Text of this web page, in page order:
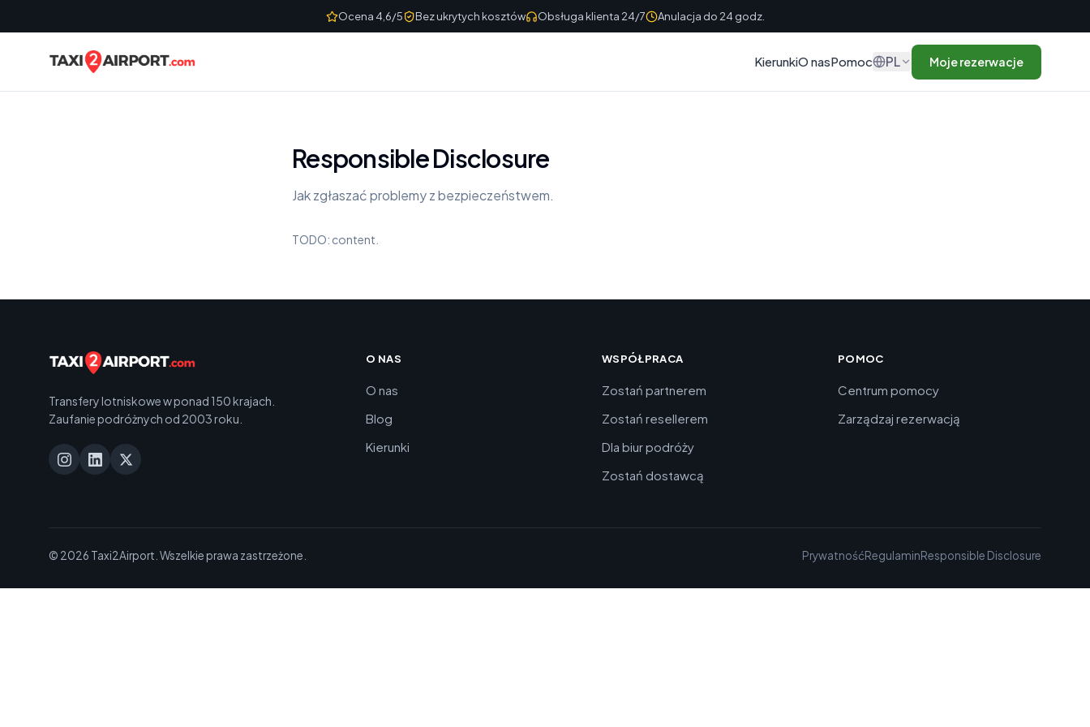
Ocena 4,6/5 Bez ukrytych kosztów Obsługa klienta 24/7 Anulacja do 24 godz.
KierunkiO nasPomoc PL Moje rezerwacje
Responsible Disclosure
Jak zgłaszać problemy z bezpieczeństwem.
TODO: content.
Transfery lotniskowe w ponad 150 krajach.
Zaufanie podróżnych od 2003 roku.
O NAS
O nas
Blog
Kierunki
WSPÓŁPRACA
Zostań partnerem
Zostań resellerem
Dla biur podróży
Zostań dostawcą
POMOC
Centrum pomocy
Zarządzaj rezerwacją
© 2026 Taxi2Airport. Wszelkie prawa zastrzeżone. PrywatnośćRegulaminResponsible Disclosure